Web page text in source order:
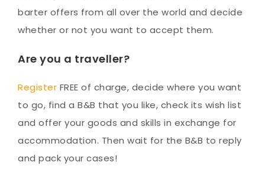
barter offers from all over the world and decide
whether or not you want to accept them.
Are you a traveller?
Register FREE of charge, decide where you want
to go, find a B&B that you like, check its wish list
and offer your goods and skills in exchange for
accommodation. Then wait for the B&B to reply
and pack your cases!